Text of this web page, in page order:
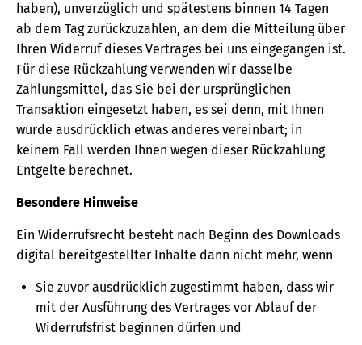
haben), unverzüglich und spätestens binnen 14 Tagen
ab dem Tag zurückzuzahlen, an dem die Mitteilung über
Ihren Widerruf dieses Vertrages bei uns eingegangen ist.
Für diese Rückzahlung verwenden wir dasselbe
Zahlungsmittel, das Sie bei der ursprünglichen
Transaktion eingesetzt haben, es sei denn, mit Ihnen
wurde ausdrücklich etwas anderes vereinbart; in
keinem Fall werden Ihnen wegen dieser Rückzahlung
Entgelte berechnet.
Besondere Hinweise
Ein Widerrufsrecht besteht nach Beginn des Downloads
digital bereitgestellter Inhalte dann nicht mehr, wenn
Sie zuvor ausdrücklich zugestimmt haben, dass wir
mit der Ausführung des Vertrages vor Ablauf der
Widerrufsfrist beginnen dürfen und